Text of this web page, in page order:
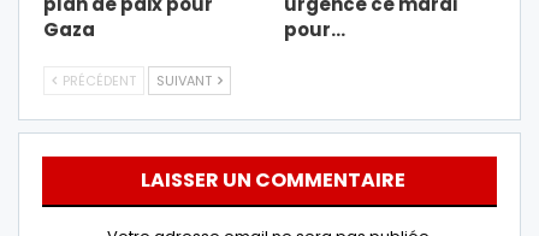
Gaza
pour…
PRÉCÉDENT SUIVANT
LAISSER UN COMMENTAIRE